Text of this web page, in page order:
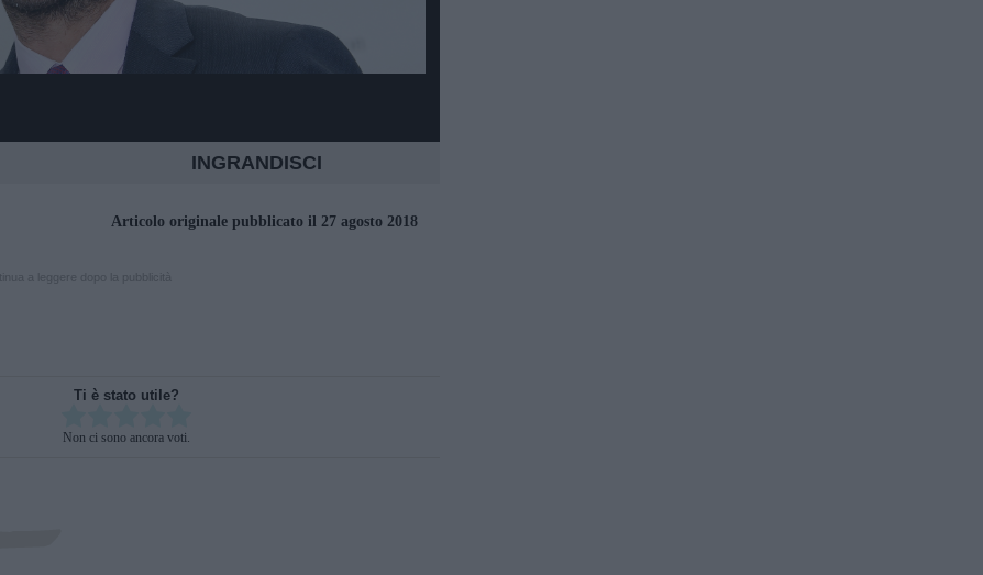
INGRANDISCI
Articolo originale pubblicato il 27 agosto 2018
Ti è stato utile?
Non ci sono ancora voti.